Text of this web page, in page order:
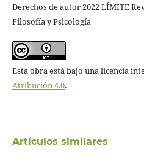
Derechos de autor 2022 LÍMITE
Filosofía y Psicología
Esta obra está bajo una licencia
Atribución 4.0.
Artículos similares